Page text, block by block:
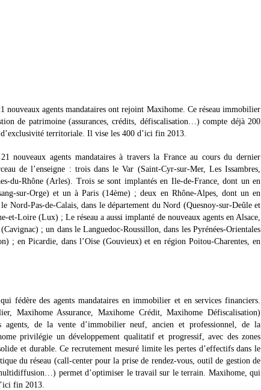
nouveaux agents mandataires ont rejoint Maxihome. Ce réseau immobilier
de patrimoine (assurances, crédits, défiscalisation…) compte déjà 200
d’exclusivité territoriale. Il vise les 400 d’ici fin 2013.
nouveaux agents mandataires à travers la France au cours du dernier
de l’enseigne : trois dans le Var (Saint-Cyr-sur-Mer, Les Issambres,
du-Rhône (Arles). Trois se sont implantés en Ile-de-France, dont un en
sur-Orge) et un à Paris (14ème) ; deux en Rhône-Alpes, dont un en
Nord-Pas-de-Calais, dans le département du Nord (Quesnoy-sur-Deûle et
et-Loire (Lux) ; Le réseau a aussi implanté de nouveaux agents en Alsace,
; un dans le Languedoc-Roussillon, dans les Pyrénées-Orientales
; en Picardie, dans l’Oise (Gouvieux) et en région Poitou-Charentes, en
fédère des agents mandataires en immobilier et en services financiers.
Maxihome Assurance, Maxihome Crédit, Maxihome Défiscalisation)
agents, de la vente d’immobilier neuf, ancien et professionnel, de la
privilégie un développement qualitatif et progressif, avec des zones
et durable. Ce recrutement mesuré limite les pertes d’effectifs dans le
du réseau (call-center pour la prise de rendez-vous, outil de gestion de
permet d’optimiser le travail sur le terrain. Maxihome, qui
fin 2013.